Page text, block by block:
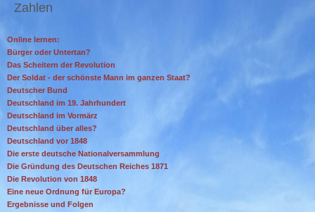
Zahlen
Online lernen:
Bürger oder Untertan?
Das Scheitern der Revolution
Der Soldat - der schönste Mann im ganzen Staat?
Deutscher Bund
Deutschland im 19. Jahrhundert
Deutschland im Vormärz
Deutschland über alles?
Deutschland vor 1848
Die erste deutsche Nationalversammlung
Die Gründung des Deutschen Reiches 1871
Die Revolution von 1848
Eine neue Ordnung für Europa?
Ergebnisse und Folgen